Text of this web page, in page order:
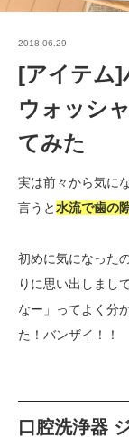
2018.06.29
[アイテム]
ウォッシ
てみた
実は前々から気に
言うと水流で歯の
初めに気になった
りに思い出しまし
なー」ってよく分
た！バンザイ！！
口腔洗浄器